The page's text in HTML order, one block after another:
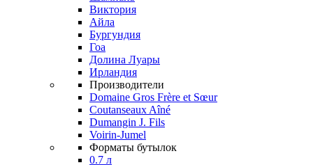
Виктория
Айла
Бургундия
Гоа
Долина Луары
Ирландия
Производители
Domaine Gros Frère et Sœur
Coutanseaux Aîné
Dumangin J. Fils
Voirin-Jumel
Форматы бутылок
0.7 л